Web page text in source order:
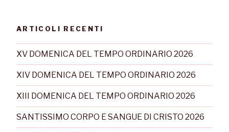
ARTICOLI RECENTI
XV DOMENICA DEL TEMPO ORDINARIO 2026
XIV DOMENICA DEL TEMPO ORDINARIO 2026
XIII DOMENICA DEL TEMPO ORDINARIO 2026
SANTISSIMO CORPO E SANGUE DI CRISTO 2026